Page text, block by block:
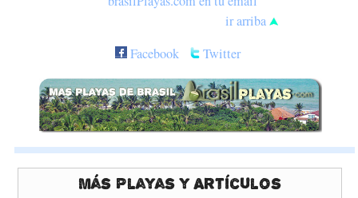
ir arriba
Facebook
Twitter
Más Playas y Artículos